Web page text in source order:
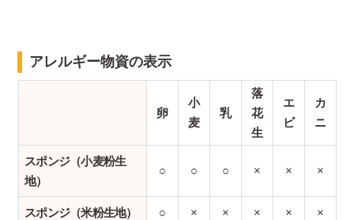
アレルギー物資の表示
卵
小
麦
乳
落
花
生
エ
ビ
カ
ニ
スポンジ（小麦粉生
地）
○ ○ ○ × × ×
スポンジ（米粉生地） ○ × × × × ×